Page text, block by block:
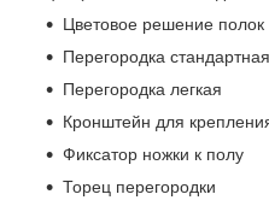
Цветовое решение полок
Перегородка стандартная
Перегородка легкая
Кронштейн для
Фиксатор ножки к полу
Торец перегородки